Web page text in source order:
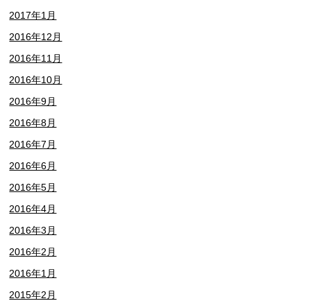
2017年1月
2016年12月
2016年11月
2016年10月
2016年9月
2016年8月
2016年7月
2016年6月
2016年5月
2016年4月
2016年3月
2016年2月
2016年1月
2015年2月